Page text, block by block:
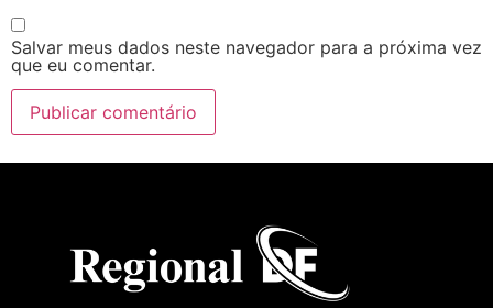
Salvar meus dados neste navegador para a próxima vez
que eu comentar.